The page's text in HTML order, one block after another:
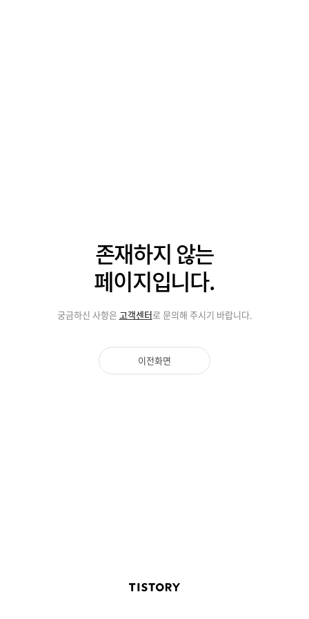
존재하지 않는
페이지입니다.
궁금하신 사항은 고객센터로 문의해 주시기 바랍니다.
이전화면